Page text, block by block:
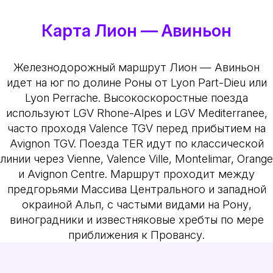
Карта Лион — Авиньон
Железнодорожный маршрут Лион — Авиньон
идет на юг по долине Роны от Lyon Part-Dieu или
Lyon Perrache. Высокоскоростные поезда
используют LGV Rhone-Alpes и LGV Mediterranee,
часто проходя Valence TGV перед прибытием на
Avignon TGV. Поезда TER идут по классической
линии через Vienne, Valence Ville, Montelimar, Orange
и Avignon Centre. Маршрут проходит между
предгорьями Массива Центрального и западной
окраиной Альп, с частыми видами на Рону,
виноградники и известняковые хребты по мере
приближения к Провансу.